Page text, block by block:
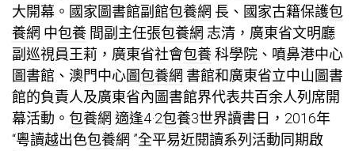
大開幕。國家圖書館副館包養網 長、國家古籍保護包
養網 中包養 間副主任張包養網 志清，廣東省文明廳
副巡視員王莉，廣東省社會包養科學院、噴鼻港中心
圖書館、澳門中心圖包養網 書館和廣東省立中山圖書
館的負責人及廣東省內圖書館界代表共百余人列席開
幕活動。 包養網 適逢4·2包養3世界讀書日，2016年
“粵讀越出色包養網 ”全平易近閱讀系列活動同期啟